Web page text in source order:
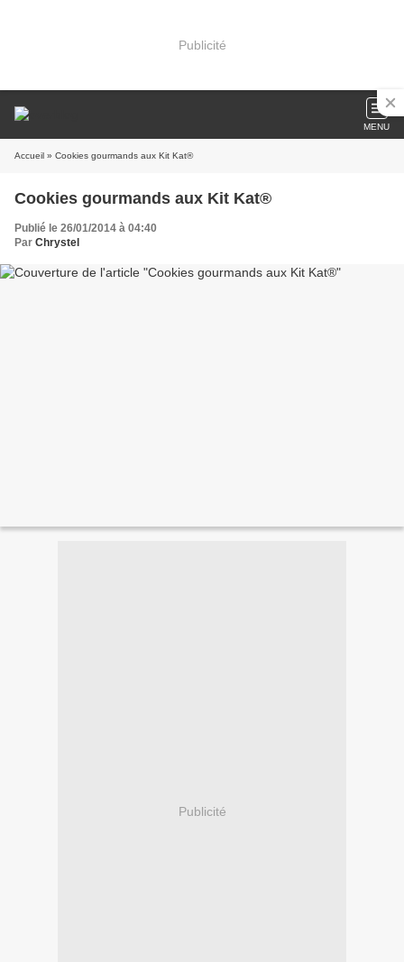
Publicité
MENU
Accueil » Cookies gourmands aux Kit Kat®
Cookies gourmands aux Kit Kat®
Publié le 26/01/2014 à 04:40
Par Chrystel
Publicité